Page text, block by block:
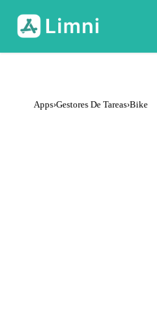
Apps›Gestores De Tareas›Bike